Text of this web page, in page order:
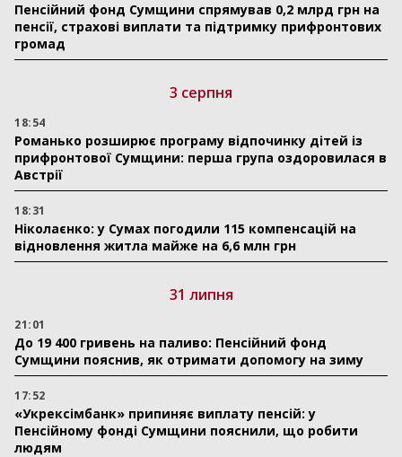
Пенсійний фонд Сумщини спрямував 0,2 млрд грн на
пенсії, страхові виплати та підтримку прифронтових
громад
3 серпня
18:54
Романько розширює програму відпочинку дітей із
прифронтової Сумщини: перша група оздоровилася в
Австрії
18:31
Ніколаєнко: у Сумах погодили 115 компенсацій на
відновлення житла майже на 6,6 млн грн
31 липня
21:01
До 19 400 гривень на паливо: Пенсійний фонд
Сумщини пояснив, як отримати допомогу на зиму
17:52
«Укрексімбанк» припиняє виплату пенсій: у
Пенсійному фонді Сумщини пояснили, що робити
людям